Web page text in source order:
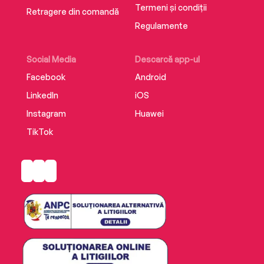
Retragere din comandă
Social Media
Facebook
LinkedIn
Instagram
TikTok
Descarcă app-ul
Android
iOS
Huawei
Termeni și condiții
Regulamente